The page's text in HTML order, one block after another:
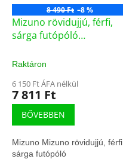
8 490 Ft –8 %
Mizuno rövidujjú, férfi,
sárga futópóló
Raktáron
6 150 Ft ÁFA nélkül
7 811 Ft
BŐVEBBEN
Mizuno Mizuno rövidujjú, férfi,
sárga futópóló